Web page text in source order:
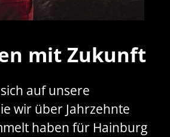
mit Zukunft
auf unsere
wir über Jahrzehnte
haben für Hainburg